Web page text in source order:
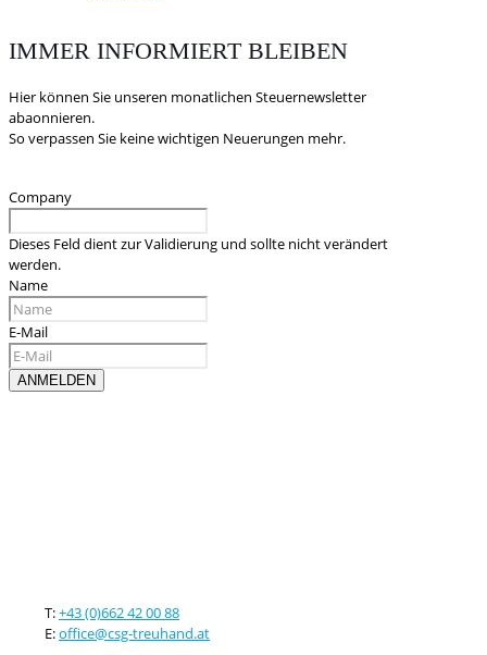
IMMER INFORMIERT BLEIBEN
Hier können Sie unseren monatlichen Steuernewsletter
abaonnieren.
So verpassen Sie keine wichtigen Neuerungen mehr.
Company
Dieses Feld dient zur Validierung und sollte nicht verändert
werden.
Name
E-Mail
T:+43 (0)662 42 00 88
E:office@csg-treuhand.at